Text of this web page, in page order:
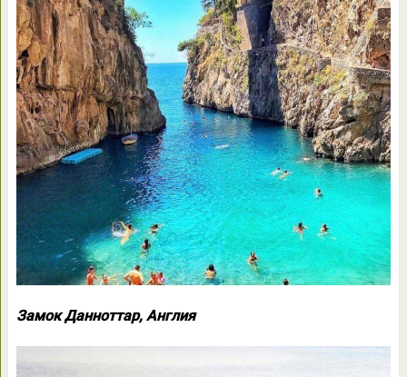
Замок Данноттар, Англия